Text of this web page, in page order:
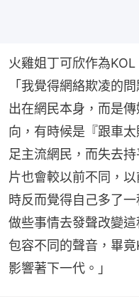
火雞姐丁可欣作為
「我覺得網絡欺凌的
出在網民本身，而是
向，有時候是『跟車
足主流網民，而失去
片也會較以前不同，
時反而覺得自己多了
做些事情去發聲改變
包容不同的聲音，畢
影響著下一代。」